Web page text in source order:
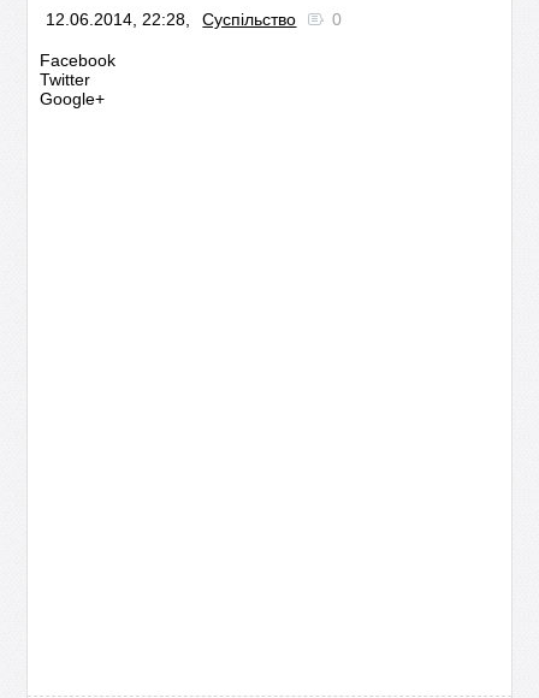
12.06.2014, 22:28, Суспільство 0
Facebook
Twitter
Google+